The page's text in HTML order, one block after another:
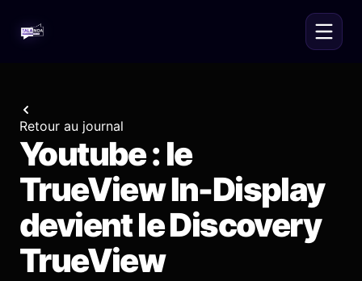
Retour au journal
Youtube : le
TrueView In-Display
devient le Discovery
TrueView